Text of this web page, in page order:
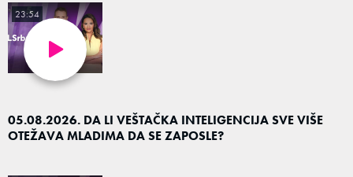
05.08.2026. DA LI VEŠTAČKA INTELIGENCIJA SVE VIŠE
OTEŽAVA MLADIMA DA SE ZAPOSLE?
23:54